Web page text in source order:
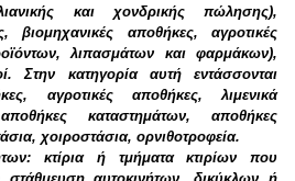
και χονδρικής πώλησης),
βιομηχανικές αποθήκες, αγροτικές
λιπασμάτων και φαρμάκων),
Στην κατηγορία αυτή εντάσσονται
αγροτικές αποθήκες, λιμενικά
καταστημάτων, αποθήκες
χοιροστάσια, ορνιθοτροφεία.
κτίρια ή τμήματα κτιρίων που